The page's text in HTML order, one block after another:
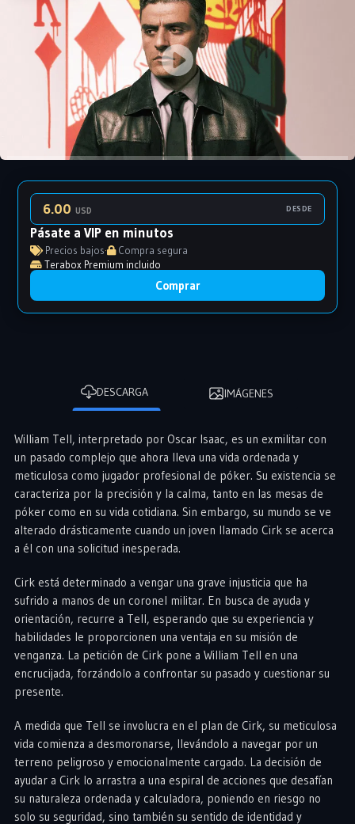
6.00USD DESDE
Pásate a VIP en minutos
Precios bajos·
Compra segura
Terabox Premium incluido
Comprar
DESCARGA IMÁGENES
William Tell, interpretado por Oscar Isaac, es un exmilitar con
un pasado complejo que ahora lleva una vida ordenada y
meticulosa como jugador profesional de póker. Su existencia se
caracteriza por la precisión y la calma, tanto en las mesas de
póker como en su vida cotidiana. Sin embargo, su mundo se ve
alterado drásticamente cuando un joven llamado Cirk se acerca
a él con una solicitud inesperada.
Cirk está determinado a vengar una grave injusticia que ha
sufrido a manos de un coronel militar. En busca de ayuda y
orientación, recurre a Tell, esperando que su experiencia y
habilidades le proporcionen una ventaja en su misión de
venganza. La petición de Cirk pone a William Tell en una
encrucijada, forzándolo a confrontar su pasado y cuestionar su
presente.
A medida que Tell se involucra en el plan de Cirk, su meticulosa
vida comienza a desmoronarse, llevándolo a navegar por un
terreno peligroso y emocionalmente cargado. La decisión de
ayudar a Cirk lo arrastra a una espiral de acciones que desafían
su naturaleza ordenada y calculadora, poniendo en riesgo no
solo su seguridad, sino también su sentido de identidad y